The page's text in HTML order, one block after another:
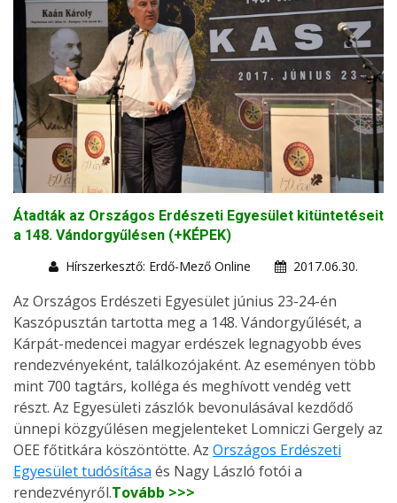
Átadták az Országos Erdészeti Egyesület kitüntetéseit
a 148. Vándorgyűlésen (+KÉPEK)
Hírszerkesztő: Erdő-Mező Online
2017.06.30.
Az Országos Erdészeti Egyesület június 23-24-én
Kaszópusztán tartotta meg a 148. Vándorgyűlését, a
Kárpát-medencei magyar erdészek legnagyobb éves
rendezvényeként, találkozójaként. Az eseményen több
mint 700 tagtárs, kolléga és meghívott vendég vett
részt. Az Egyesületi zászlók bevonulásával kezdődő
ünnepi közgyűlésen megjelenteket Lomniczi Gergely az
OEE főtitkára köszöntötte. Az Országos Erdészeti
Egyesület tudósítása és Nagy László fotói a
rendezvényről.Tovább >>>